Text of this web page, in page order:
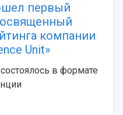
первый
компании
Unit»
в формате